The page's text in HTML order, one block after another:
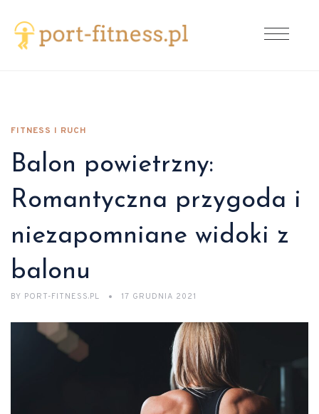
FITNESS I RUCH
Balon powietrzny:
Romantyczna przygoda i
niezapomniane widoki z
balonu
BY PORT-FITNESS.PL 17 GRUDNIA 2021